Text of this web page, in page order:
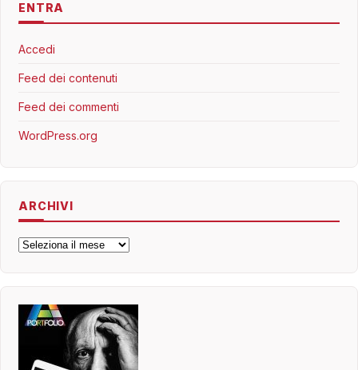
ENTRA
Accedi
Feed dei contenuti
Feed dei commenti
WordPress.org
ARCHIVI
Archivi